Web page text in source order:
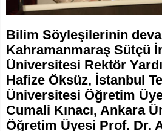
Bilim Söyleşilerinin
Kahramanmaraş Sütçü
Üniversitesi Rektör
Hafize Öksüz, İstanbul
Üniversitesi Öğretim
Cumali Kınacı, Ankara
Öğretim Üyesi Prof. Dr.